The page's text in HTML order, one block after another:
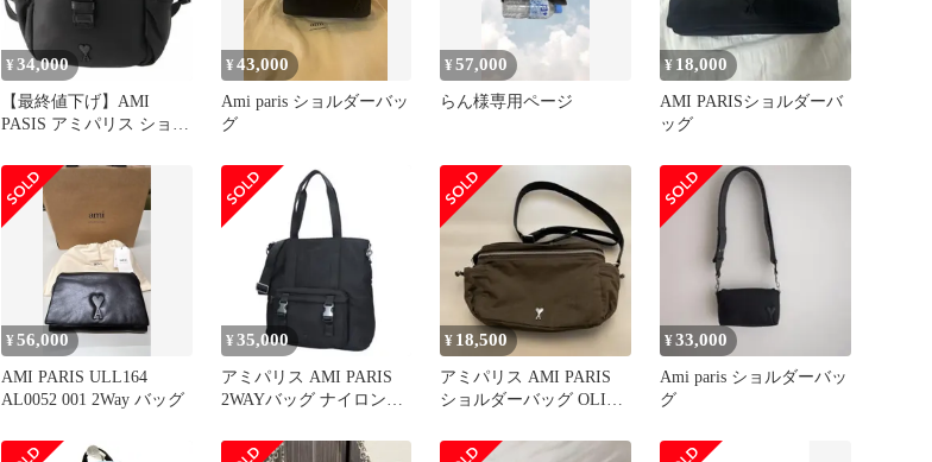
¥ 34,000
【最終値下げ】AMI
PASIS アミパリス ショル
¥43,000
Ami paris ショルダーバッ
グ
¥57,000
らん様専用ページ
¥ 18,000
AMI PARISショルダーバ
ッグ
¥56,000
AMI PARIS ULL164
AL0052 001 2Way バッグ
¥ 35,000
アミパリス AMI PARIS
2WAYバッグ ナイロント
¥ 18,500
アミパリス AMI PARIS
ショルダーバッグ OLIVE
¥33,000
Ami paris ショルダーバッ
グ